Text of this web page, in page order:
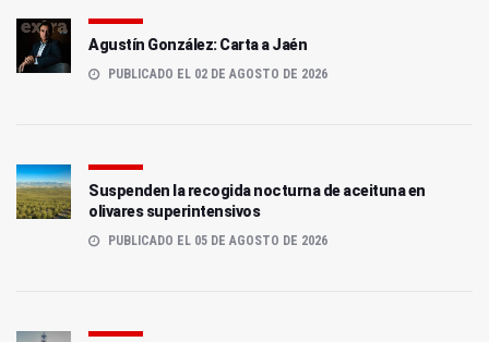
Agustín González: Carta a Jaén
PUBLICADO EL 02 DE AGOSTO DE 2026
Suspenden la recogida nocturna de aceituna en
olivares superintensivos
PUBLICADO EL 05 DE AGOSTO DE 2026